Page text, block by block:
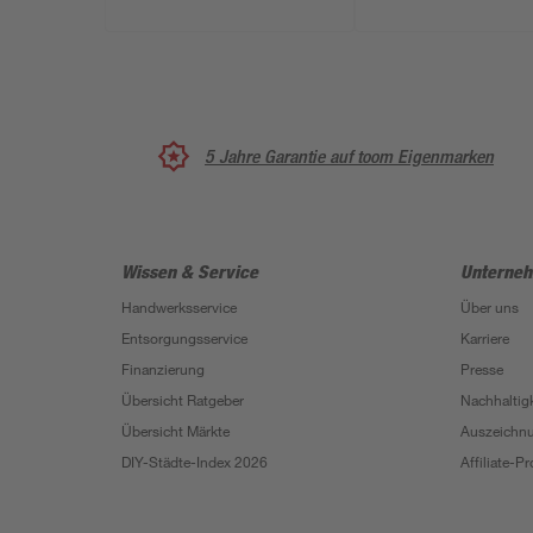
5 Jahre Garantie auf toom Eigenmarken
Wissen & Service
Handwerksservice
Entsorgungsservice
Finanzierung
Übersicht Ratgeber
Übersicht Märkte
DIY-Städte-Index 2026
Über uns
Karriere
Presse
Affiliate-